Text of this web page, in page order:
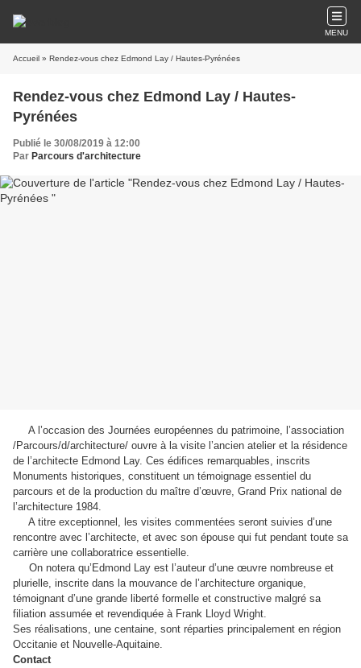
MENU
Accueil » Rendez-vous chez Edmond Lay / Hautes-Pyrénées
Rendez-vous chez Edmond Lay / Hautes-
Pyrénées
Publié le 30/08/2019 à 12:00
Par Parcours d'architecture
A l’occasion des Journées européennes du patrimoine, l’association
/Parcours/d/architecture/ ouvre à la visite l’ancien atelier et la résidence
de l’architecte Edmond Lay. Ces édifices remarquables, inscrits
Monuments historiques, constituent un témoignage essentiel du
parcours et de la production du maître d’œuvre, Grand Prix national de
l’architecture 1984.
A titre exceptionnel, les visites commentées seront suivies d’une
rencontre avec l’architecte, et avec son épouse qui fut pendant toute sa
carrière une collaboratrice essentielle.
On notera qu’Edmond Lay est l’auteur d’une œuvre nombreuse et
plurielle, inscrite dans la mouvance de l’architecture organique,
témoignant d’une grande liberté formelle et constructive malgré sa
filiation assumée et revendiquée à Frank Lloyd Wright.
Ses réalisations, une centaine, sont réparties principalement en région
Occitanie et Nouvelle-Aquitaine.
Contact